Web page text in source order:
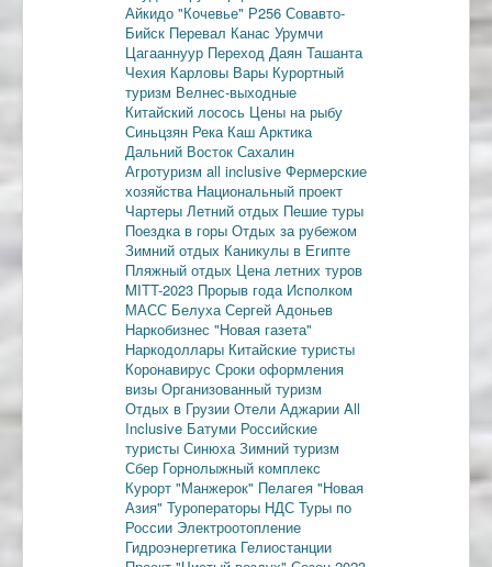
Айкидо "Кочевье" Р256 Совавто-
Бийск Перевал Канас Урумчи
Цагааннуур Переход Даян Ташанта
Чехия Карловы Вары Курортный
туризм Велнес-выходные
Китайский лосось Цены на рыбу
Синьцзян Река Каш Арктика
Дальний Восток Сахалин
Агротуризм all inclusive Фермерские
хозяйства Национальный проект
Чартеры Летний отдых Пешие туры
Поездка в горы Отдых за рубежом
Зимний отдых Каникулы в Египте
Пляжный отдых Цена летних туров
MITT-2023 Прорыв года Исполком
МАСС Белуха Сергей Адоньев
Наркобизнес "Новая газета"
Наркодоллары Китайские туристы
Коронавирус Сроки оформления
визы Организованный туризм
Отдых в Грузии Отели Аджарии All
Inclusive Батуми Российские
туристы Синюха Зимний туризм
Сбер Горнолыжный комплекс
Курорт "Манжерок" Пелагея "Новая
Азия" Туроператоры НДС Туры по
России Электроотопление
Гидроэнергетика Гелиостанции